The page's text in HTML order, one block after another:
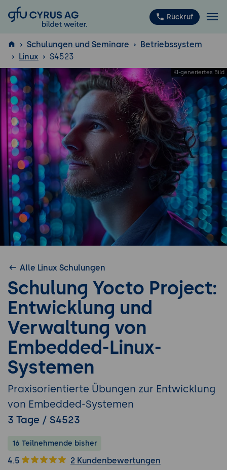
GFU Cyrus AG Rückruf
ISTQB ®
Schulungen und Seminare
Betriebssystem
Linux
S4523
Alle Linux Schulungen
Schulung Yocto Project:
Entwicklung und
Verwaltung von
Embedded-Linux-
Systemen
Praxisorientierte Übungen zur Entwicklung
von Embedded-Systemen
3 Tage / S4523
16 Teilnehmende bisher
4.5 2 Kundenbewertungen